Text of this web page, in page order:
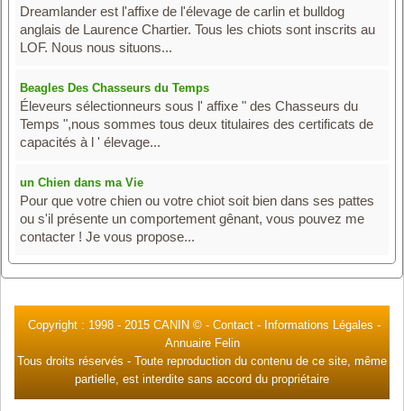
Dreamlander est l'affixe de l'élevage de carlin et bulldog
anglais de Laurence Chartier. Tous les chiots sont inscrits au
LOF. Nous nous situons...
Beagles Des Chasseurs du Temps
Éleveurs sélectionneurs sous l' affixe " des Chasseurs du
Temps ",nous sommes tous deux titulaires des certificats de
capacités à l ' élevage...
un Chien dans ma Vie
Pour que votre chien ou votre chiot soit bien dans ses pattes
ou s'il présente un comportement gênant, vous pouvez me
contacter ! Je vous propose...
Copyright : 1998 - 2015 CANIN © - Contact- Informations Légales -
Annuaire Felin
Tous droits réservés - Toute reproduction du contenu de ce site, même
partielle, est interdite sans accord du propriétaire